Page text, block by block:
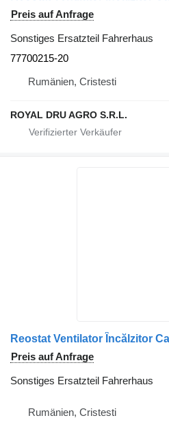
Preis auf Anfrage
Sonstiges Ersatzteil Fahrerhaus
77700215-20
Rumänien, Cristesti
ROYAL DRU AGRO S.R.L.
Preis auf Anfrage
Sonstiges Ersatzteil Fahrerhaus
Rumänien, Cristesti